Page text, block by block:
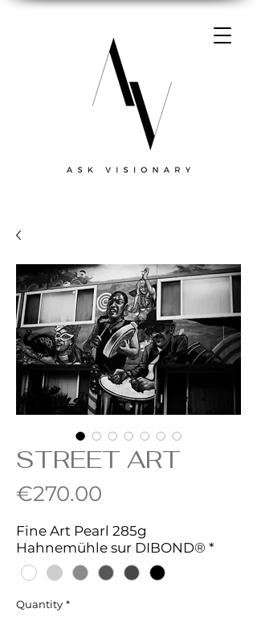
STREET ART
€270.00
Fine Art Pearl 285g
Hahnemühle sur DIBOND® *
Quantity *